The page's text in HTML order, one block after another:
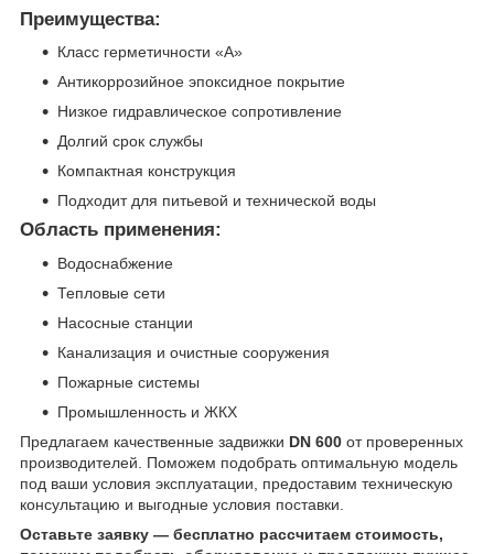
Преимущества:
Класс герметичности «А»
Антикоррозийное эпоксидное покрытие
Низкое гидравлическое сопротивление
Долгий срок службы
Компактная конструкция
Подходит для питьевой и технической воды
Область применения:
Водоснабжение
Тепловые сети
Насосные станции
Канализация и очистные сооружения
Пожарные системы
Промышленность и ЖКХ
Предлагаем качественные задвижки DN 600 от проверенных
производителей. Поможем подобрать оптимальную модель
под ваши условия эксплуатации, предоставим техническую
консультацию и выгодные условия поставки.
Оставьте заявку — бесплатно рассчитаем стоимость,